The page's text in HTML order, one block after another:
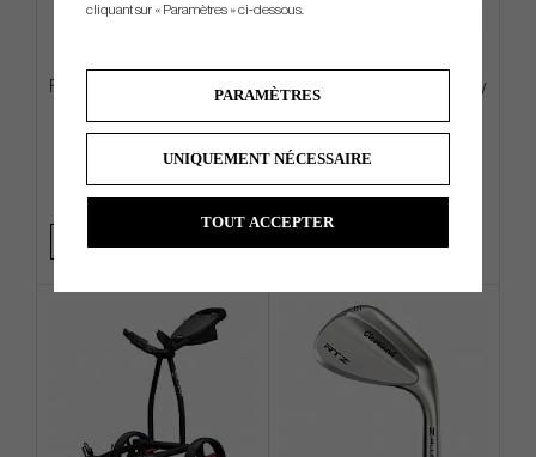
PXG Deluxe Carry - Stand Bag
€342
Info Acheter
Winn ProX 1.32 2023 Dark Grey
€24
Info Acheter
cliquant sur « Paramètres » ci-dessous.
PARAMÈTRES
UNIQUEMENT NÉCESSAIRE
TOUT ACCEPTER